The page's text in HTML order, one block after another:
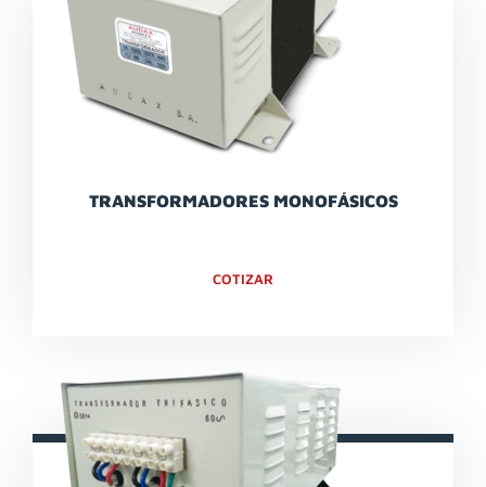
TRANSFORMADORES MONOFÁSICOS
COTIZAR